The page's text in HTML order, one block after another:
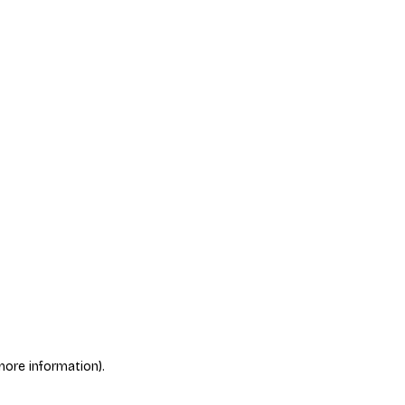
information).